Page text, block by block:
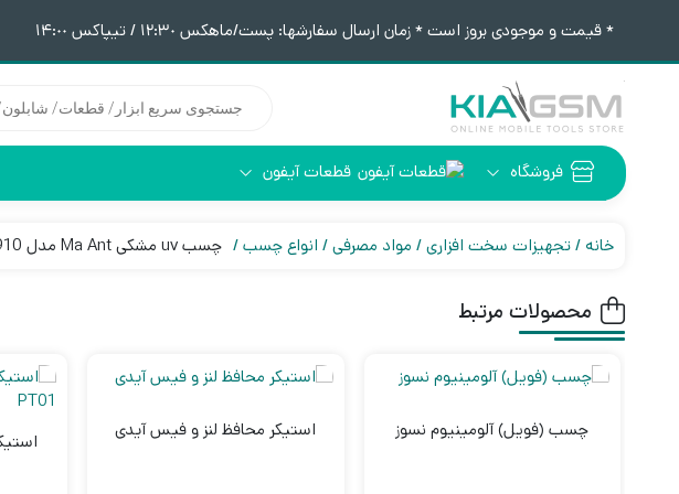
* قیمت و موجودی بروز است * زمان ارسال سفارشها: پست/ماهکس ١٢:٣٠ / تیپاکس ١۴:٠٠
محصولات
فروشگاه
ابزار لحیم کاری هیتر | هویه
قطعات آیفون
آیفون 6 قطعات آیفون 6 خانه تجهیزات سخت افزاری مواد مصرفی انواع چسب چسب uv مشکی Ma Ant مدل MY-UVH910
محصولات مرتبط
چسب (فویل) آلومینیوم نسوز استیکر محافظ لنز و فیس آیدی